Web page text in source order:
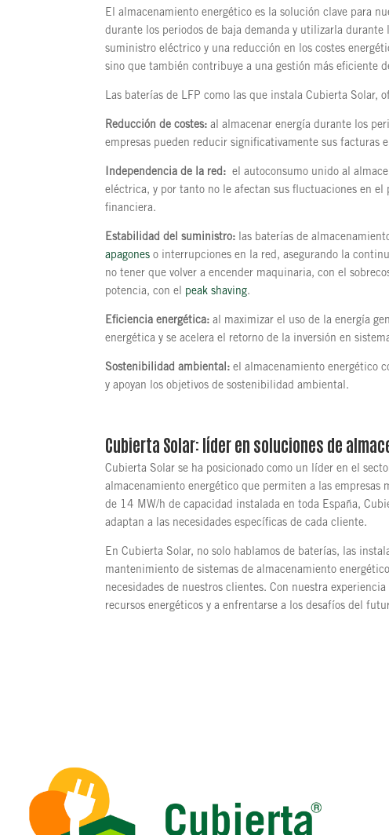
El almacenamiento energético es la solución clave para
durante los periodos de baja demanda y utilizarla
suministro eléctrico y una reducción en los costes
sino que también contribuye a una gestión más eficiente
Las baterías de LFP como las que instala Cubierta Solar,
Reducción de costes: al almacenar energía durante los
empresas pueden reducir significativamente sus facturas
Independencia de la red: el autoconsumo unido al
eléctrica, y por tanto no le afectan sus fluctuaciones en
financiera.
Estabilidad del suministro: las baterías de
apagones o interrupciones en la red, asegurando la
no tener que volver a encender maquinaria, con el
potencia, con el peak shaving.
Eficiencia energética: al maximizar el uso de la energía
energética y se acelera el retorno de la inversión en
Sostenibilidad ambiental: el almacenamiento energético
y apoyan los objetivos de sostenibilidad ambiental.
Cubierta Solar: líder en soluciones de
Cubierta Solar se ha posicionado como un líder en el
almacenamiento energético que permiten a las
de 14 MW/h de capacidad instalada en toda España,
adaptan a las necesidades específicas de cada cliente.
En Cubierta Solar, no solo hablamos de baterías, las
mantenimiento de sistemas de almacenamiento
necesidades de nuestros clientes. Con nuestra
recursos energéticos y a enfrentarse a los desafíos del